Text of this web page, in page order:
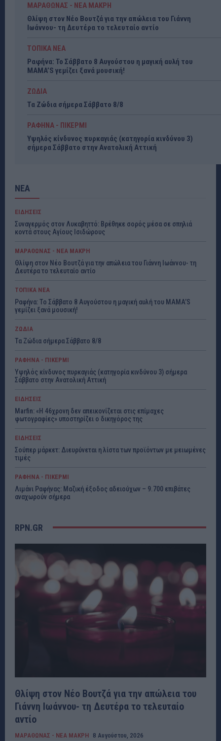
ΜΑΡΑΘΩΝΑΣ - ΝΕΑ ΜΑΚΡΗ
Θλίψη στον Νέο Βουτζά για την απώλεια του Γιάννη
Ιωάννου- τη Δευτέρα το τελευταίο αντίο
ΤΟΠΙΚΑ ΝΕΑ
Ραφήνα: Το Σάββατο 8 Αυγούστου η μαγική αυλή του
MAMA’S γεμίζει ξανά μουσική!
ΖΩΔΙΑ
Τα Ζώδια σήμερα Σάββατο 8/8
ΡΑΦΗΝΑ - ΠΙΚΕΡΜΙ
Υψηλός κίνδυνος πυρκαγιάς (κατηγορία κινδύνου 3)
σήμερα Σάββατο στην Ανατολική Αττική
ΝΕΑ
ΕΙΔΗΣΕΙΣ
Συναγερμός στον Λυκαβηττό: Βρέθηκε σορός μέσα σε σπηλιά
κοντά στους Αγίους Ισιδώρους
ΜΑΡΑΘΩΝΑΣ - ΝΕΑ ΜΑΚΡΗ
Θλίψη στον Νέο Βουτζά για την απώλεια του Γιάννη Ιωάννου- τη
Δευτέρα το τελευταίο αντίο
ΤΟΠΙΚΑ ΝΕΑ
Ραφήνα: Το Σάββατο 8 Αυγούστου η μαγική αυλή του MAMA’S
γεμίζει ξανά μουσική!
ΖΩΔΙΑ
Τα Ζώδια σήμερα Σάββατο 8/8
ΡΑΦΗΝΑ - ΠΙΚΕΡΜΙ
Υψηλός κίνδυνος πυρκαγιάς (κατηγορία κινδύνου 3) σήμερα
Σάββατο στην Ανατολική Αττική
ΕΙΔΗΣΕΙΣ
Marfin: «Η 46χρονη δεν απεικονίζεται στις επίμαχες
φωτογραφίες» υποστηρίζει ο δικηγόρος της
ΕΙΔΗΣΕΙΣ
Σούπερ μάρκετ: Διευρύνεται η λίστα των προϊόντων με μειωμένες
τιμές
ΡΑΦΗΝΑ - ΠΙΚΕΡΜΙ
Λιμάνι Ραφήνας: Μαζική έξοδος αδειούχων – 9.700 επιβάτες
αναχωρούν σήμερα
RPN.GR
Θλίψη στον Νέο Βουτζά για την απώλεια του
Γιάννη Ιωάννου- τη Δευτέρα το τελευταίο
αντίο
ΜΑΡΑΘΩΝΑΣ - ΝΕΑ ΜΑΚΡΗ 8 Αυγούστου, 2026